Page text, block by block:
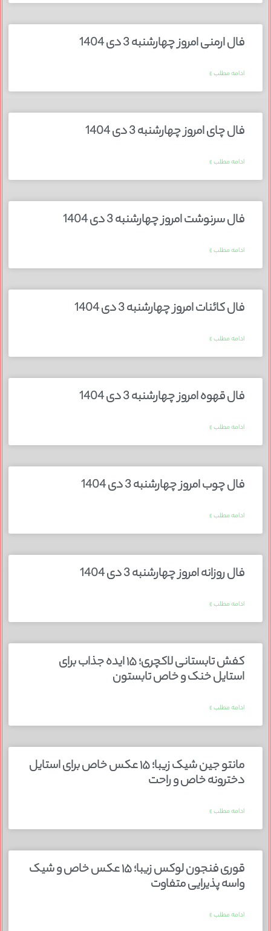
فال ارمنی امروز چهارشنبه 3 دی 1404
ادامه مطلب »
فال چای امروز چهارشنبه 3 دی 1404
ادامه مطلب »
فال سرنوشت امروز چهارشنبه 3 دی 1404
ادامه مطلب »
فال کائنات امروز چهارشنبه 3 دی 1404
ادامه مطلب »
فال قهوه امروز چهارشنبه 3 دی 1404
ادامه مطلب »
فال چوب امروز چهارشنبه 3 دی 1404
ادامه مطلب »
فال روزانه امروز چهارشنبه 3 دی 1404
ادامه مطلب »
کفش تابستانی لاکچری؛ ۱۵ ایده‌ جذاب برای
استایل خنک و خاص تابستون
ادامه مطلب »
مانتو جین شیک زیبا؛ ۱۵ عکس خاص برای استایل
دخترونه خاص و راحت
ادامه مطلب »
قوری فنجون لوکس زیبا؛ ۱۵ عکس خاص و شیک
واسه پذیرایی متفاوت
ادامه مطلب »